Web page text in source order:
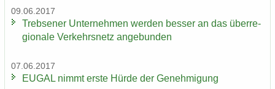
09.06.2017
Trebse­ner Un­ter­neh­men wer­den bes­ser an das über­re­
gio­na­le Ver­kehrs­netz an­ge­bun­den
07.06.2017
EUGAL nimmt erste Hürde der Ge­neh­mi­gung